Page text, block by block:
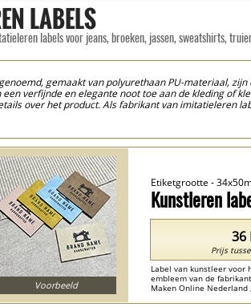
LABELS
labels voor jeans, broeken, jassen, sweatshirts,
gemaakt van polyurethaan PU-materiaal,
verfijnde en elegante noot toe aan de kleding of
over het product. Als fabrikant van imitatieleren
kunnen worden gepersonaliseerd met uw
Leren labels zijn een essentieel onderdeel
zijn gemaakt, en geven absoluut
Kunstleren
Etiketgrootte -
Label van kunstleer voor
embleem van de
Maken Online
36
Prijs
Voorbeeld